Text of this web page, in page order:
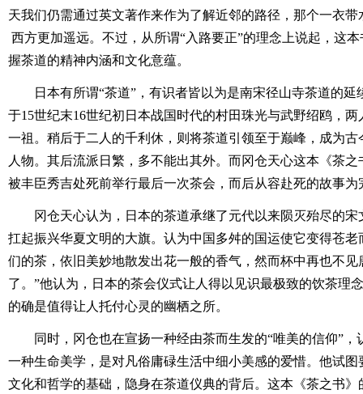
天我们仍需通过英文著作来作为了解近邻的路径，那个一衣
西方更加遥远。不过，从所谓“入路要正”的理念上说起，这
握茶道的精神内涵和文化意蕴。
日本有所谓“茶道”，有识者皆以为是南宋径山寺茶道的
于15世纪末16世纪初日本战国时代的村田珠光与武野绍鸥，
一祖。稍后于二人的千利休，则将茶道引领至于巅峰，成为
人物。其后流派日繁，多不能出其外。而冈仓天心这本《茶
被丰臣秀吉处死前举行最后一次茶会，而后从容赴死的故事为
冈仓天心认为，日本的茶道承继了元代以来陨灭殆尽的
扛起振兴华夏文明的大旗。认为中国多舛的国运使它变得苍
们的茶，依旧美妙地散发出花一般的香气，然而杯中再也不
了。”他认为，日本的茶会仪式让人得以见识最极致的饮茶理
的确是值得让人托付心灵的幽栖之所。
同时，冈仓也在宣扬一种经由茶而生发的“唯美的信仰”，
一种生命美学，是对凡俗庸碌生活中细小美感的爱惜。他试
文化和哲学的基础，隐身在茶道仪典的背后。这本《茶之书